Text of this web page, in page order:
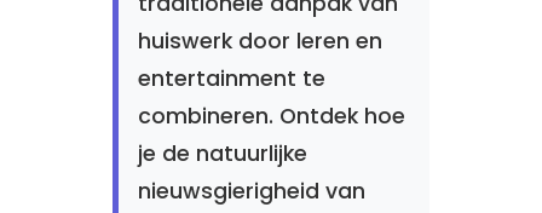
huiswerk door leren en
entertainment te
combineren. Ontdek hoe
je de natuurlijke
nieuwsgierigheid van